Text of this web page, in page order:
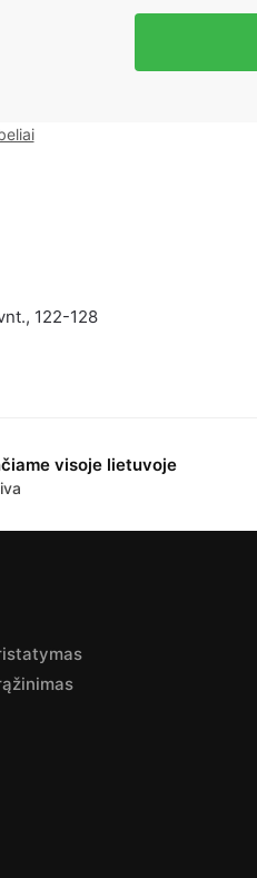
122-128
visoje lietuvoje